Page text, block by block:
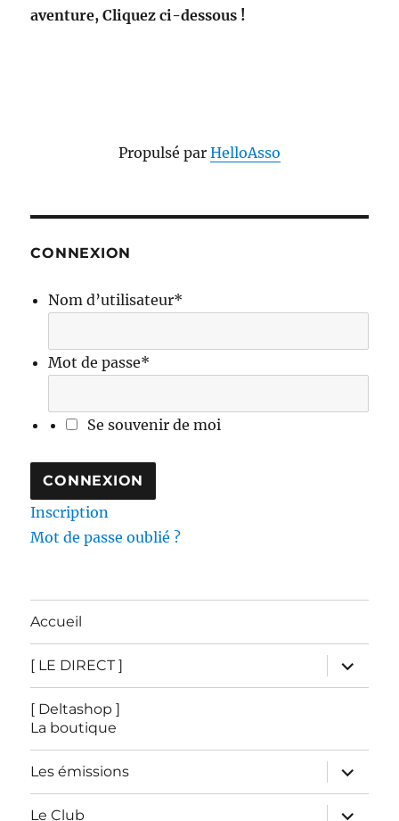
aventure, Cliquez ci-dessous !
Propulsé par HelloAsso
CONNEXION
Nom d’utilisateur*
Mot de passe*
Se souvenir de moi
Inscription
Mot de passe oublié ?
Accueil
[ LE DIRECT ]
ouvrir
le
sous-
[ Deltashop ]
La boutique
Les émissions
ouvrir
le
sous-
menu
Le Club
ouvrir